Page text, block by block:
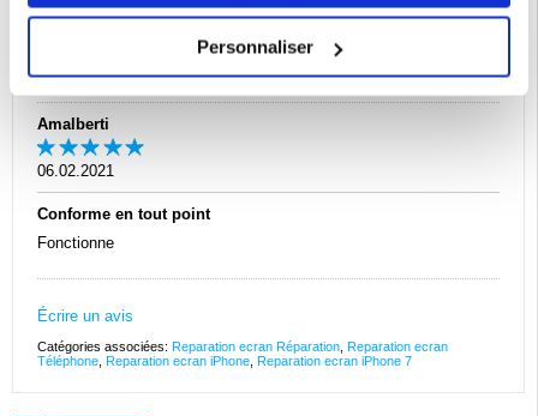
Personnaliser
Avis:
Amalberti
06.02.2021
Conforme en tout point
Fonctionne
Écrire un avis
Catégories associées: Reparation ecran Réparation Reparation ecran
Téléphone Reparation ecran iPhone Reparation ecran iPhone 7